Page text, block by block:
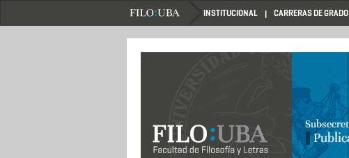
INSTITUCIONAL CARRERAS DE GRADO
.